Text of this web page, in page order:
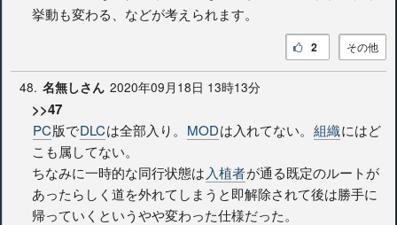
挙動も変わる、などが考えられます。
その他
2
48. 名無しさん 2020年09月18日 13時13分
>>47
PC版でDLCは全部入り。 MODは入れてない。 組織にはど
こも属してない。
ちなみに一時的な同行状態は 入植者が通る既定のルートが
あったらしく道を外れてしまうと即解除されて後は勝手に
帰っていくというやや変わった仕様だった。